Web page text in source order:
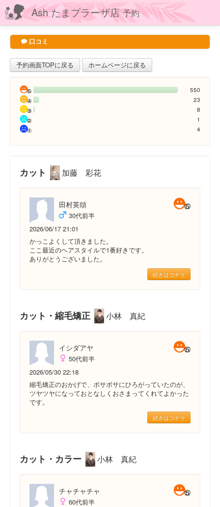
Ash たまプラーザ店予約
口コミ
予約画面TOPに戻る ホームページに戻る
550
23
8
1
4
カット 加藤 彩花
田村英頌
30代前半
2026/06/17 21:01
かっこよくして頂きました。
ここ最近のヘアスタイルで1番好きです。
ありがとうございました。
続きはコチラ
カット・縮毛矯正 小林 真紀
イシダアヤ
50代前半
2026/05/30 22:18
縮毛矯正のおかげで、ボサボサにひろがっていたのが、
ツヤツヤになっておとなしくおさまってくれてよかった
です。
続きはコチラ
カット・カラー 小林 真紀
チャチャチャ
60代前半